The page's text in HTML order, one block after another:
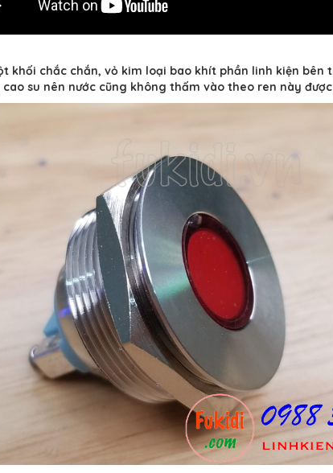
khối chắc chắn, vỏ kim loại bao khít phần linh kiện
su nên nước cũng không thấm vào theo ren này